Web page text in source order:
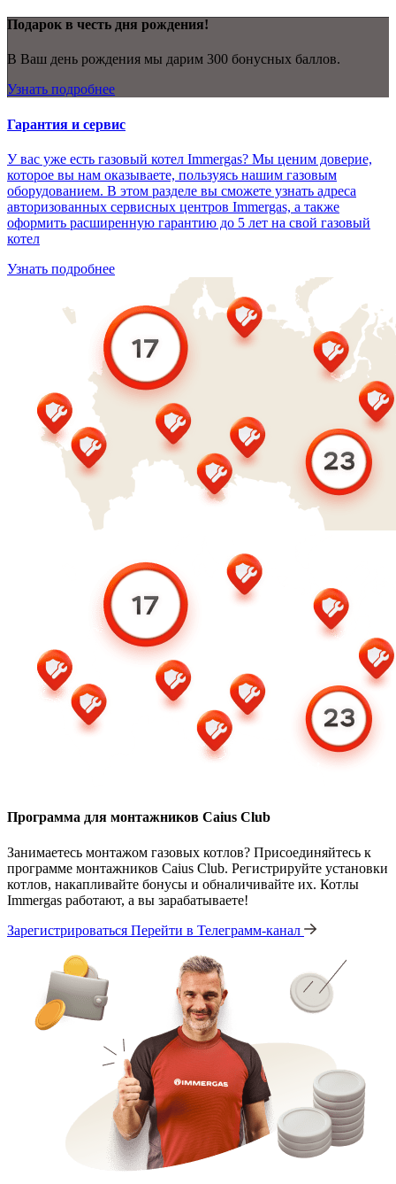
Подарок в честь дня рождения!
В Ваш день рождения мы дарим 300 бонусных баллов.
Узнать подробнее
Гарантия и сервис
У вас уже есть газовый котел Immergas? Мы ценим доверие,
которое вы нам оказываете, пользуясь нашим газовым
оборудованием. В этом разделе вы сможете узнать адреса
авторизованных сервисных центров Immergas, а также
оформить расширенную гарантию до 5 лет на свой газовый
котел
Узнать подробнее
Программа для монтажников Caius Club
Занимаетесь монтажом газовых котлов? Присоединяйтесь к
программе монтажников Caius Club. Регистрируйте установки
котлов, накапливайте бонусы и обналичивайте их. Котлы
Immergas работают, а вы зарабатываете!
Зарегистрироваться Перейти в Телеграмм-канал